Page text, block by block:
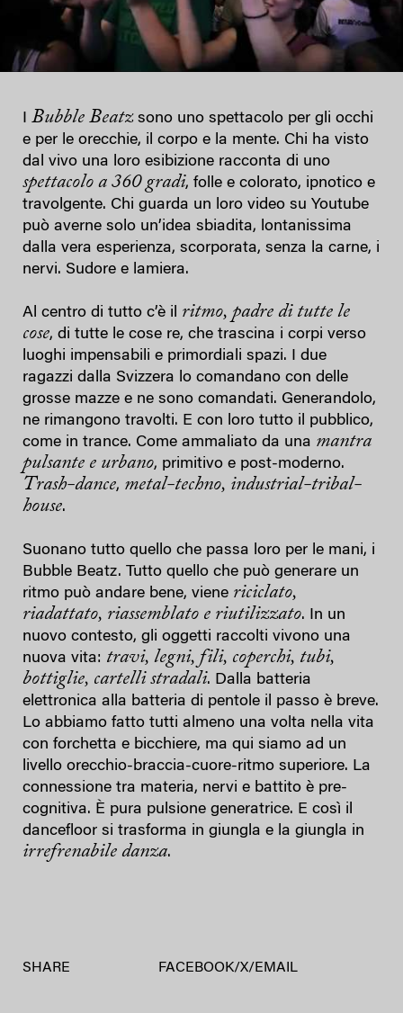
I Bubble Beatzsono uno spettacolo per gli occhi
e per le orecchie, il corpo e la mente. Chi ha visto
dal vivo una loro esibizione racconta di uno
spettacolo a 360 gradi, folle e colorato, ipnotico e
travolgente. Chi guarda un loro video su Youtube
può averne solo un’idea sbiadita, lontanissima
dalla vera esperienza, scorporata, senza la carne, i
nervi. Sudore e lamiera.
Al centro di tutto c’è il ritmo, padre di tutte le
cose, di tutte le cose re, che trascina i corpi verso
luoghi impensabili e primordiali spazi. I due
ragazzi dalla Svizzera lo comandano con delle
grosse mazze e ne sono comandati. Generandolo,
ne rimangono travolti. E con loro tutto il pubblico,
come in trance. Come ammaliato da una mantra
pulsante e urbano, primitivo e post-moderno.
Trash-dance, metal-techno, industrial-tribal-
house.
Suonano tutto quello che passa loro per le mani, i
Bubble Beatz. Tutto quello che può generare un
ritmo può andare bene, viene riciclato,
riadattato, riassemblato e riutilizzato. In un
nuovo contesto, gli oggetti raccolti vivono una
nuova vita: travi, legni, fili, coperchi, tubi,
bottiglie, cartelli stradali. Dalla batteria
elettronica alla batteria di pentole il passo è breve.
Lo abbiamo fatto tutti almeno una volta nella vita
con forchetta e bicchiere, ma qui siamo ad un
livello orecchio-braccia-cuore-ritmo superiore. La
connessione tra materia, nervi e battito è pre-
cognitiva. È pura pulsione generatrice. E così il
dancefloor si trasforma in giungla e la giungla in
irrefrenabile danza.
SHARE FACEBOOK/X/ EMAIL